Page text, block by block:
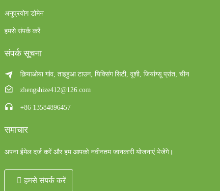
अनुप्रयोग डोमेन
हमसे संपर्क करें
संपर्क सूचना
क़ियाओया गांव, ताइहुआ टाउन, यिक्सिंग सिटी, वूशी, जियांग्सू प्रांत, चीन
zhengshize412@126.com
+86 13584896457
समाचार
अपना ईमेल दर्ज करें और हम आपको नवीनतम जानकारी योजनाएं भेजेंगे।
हमसे संपर्क करें